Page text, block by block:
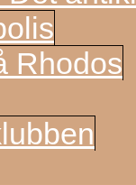
Rhodos